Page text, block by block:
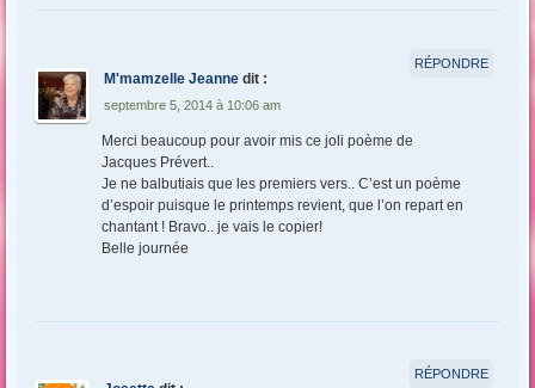
M'mamzelle Jeanne dit :
septembre 5, 2014 à 10:06 am
Merci beaucoup pour avoir mis ce joli poème de
Jacques Prévert..
Je ne balbutiais que les premiers vers.. C’est un poème
d’espoir puisque le printemps revient, que l’on repart en
chantant ! Bravo.. je vais le copier!
Belle journée
RÉPONDRE
RÉPONDRE